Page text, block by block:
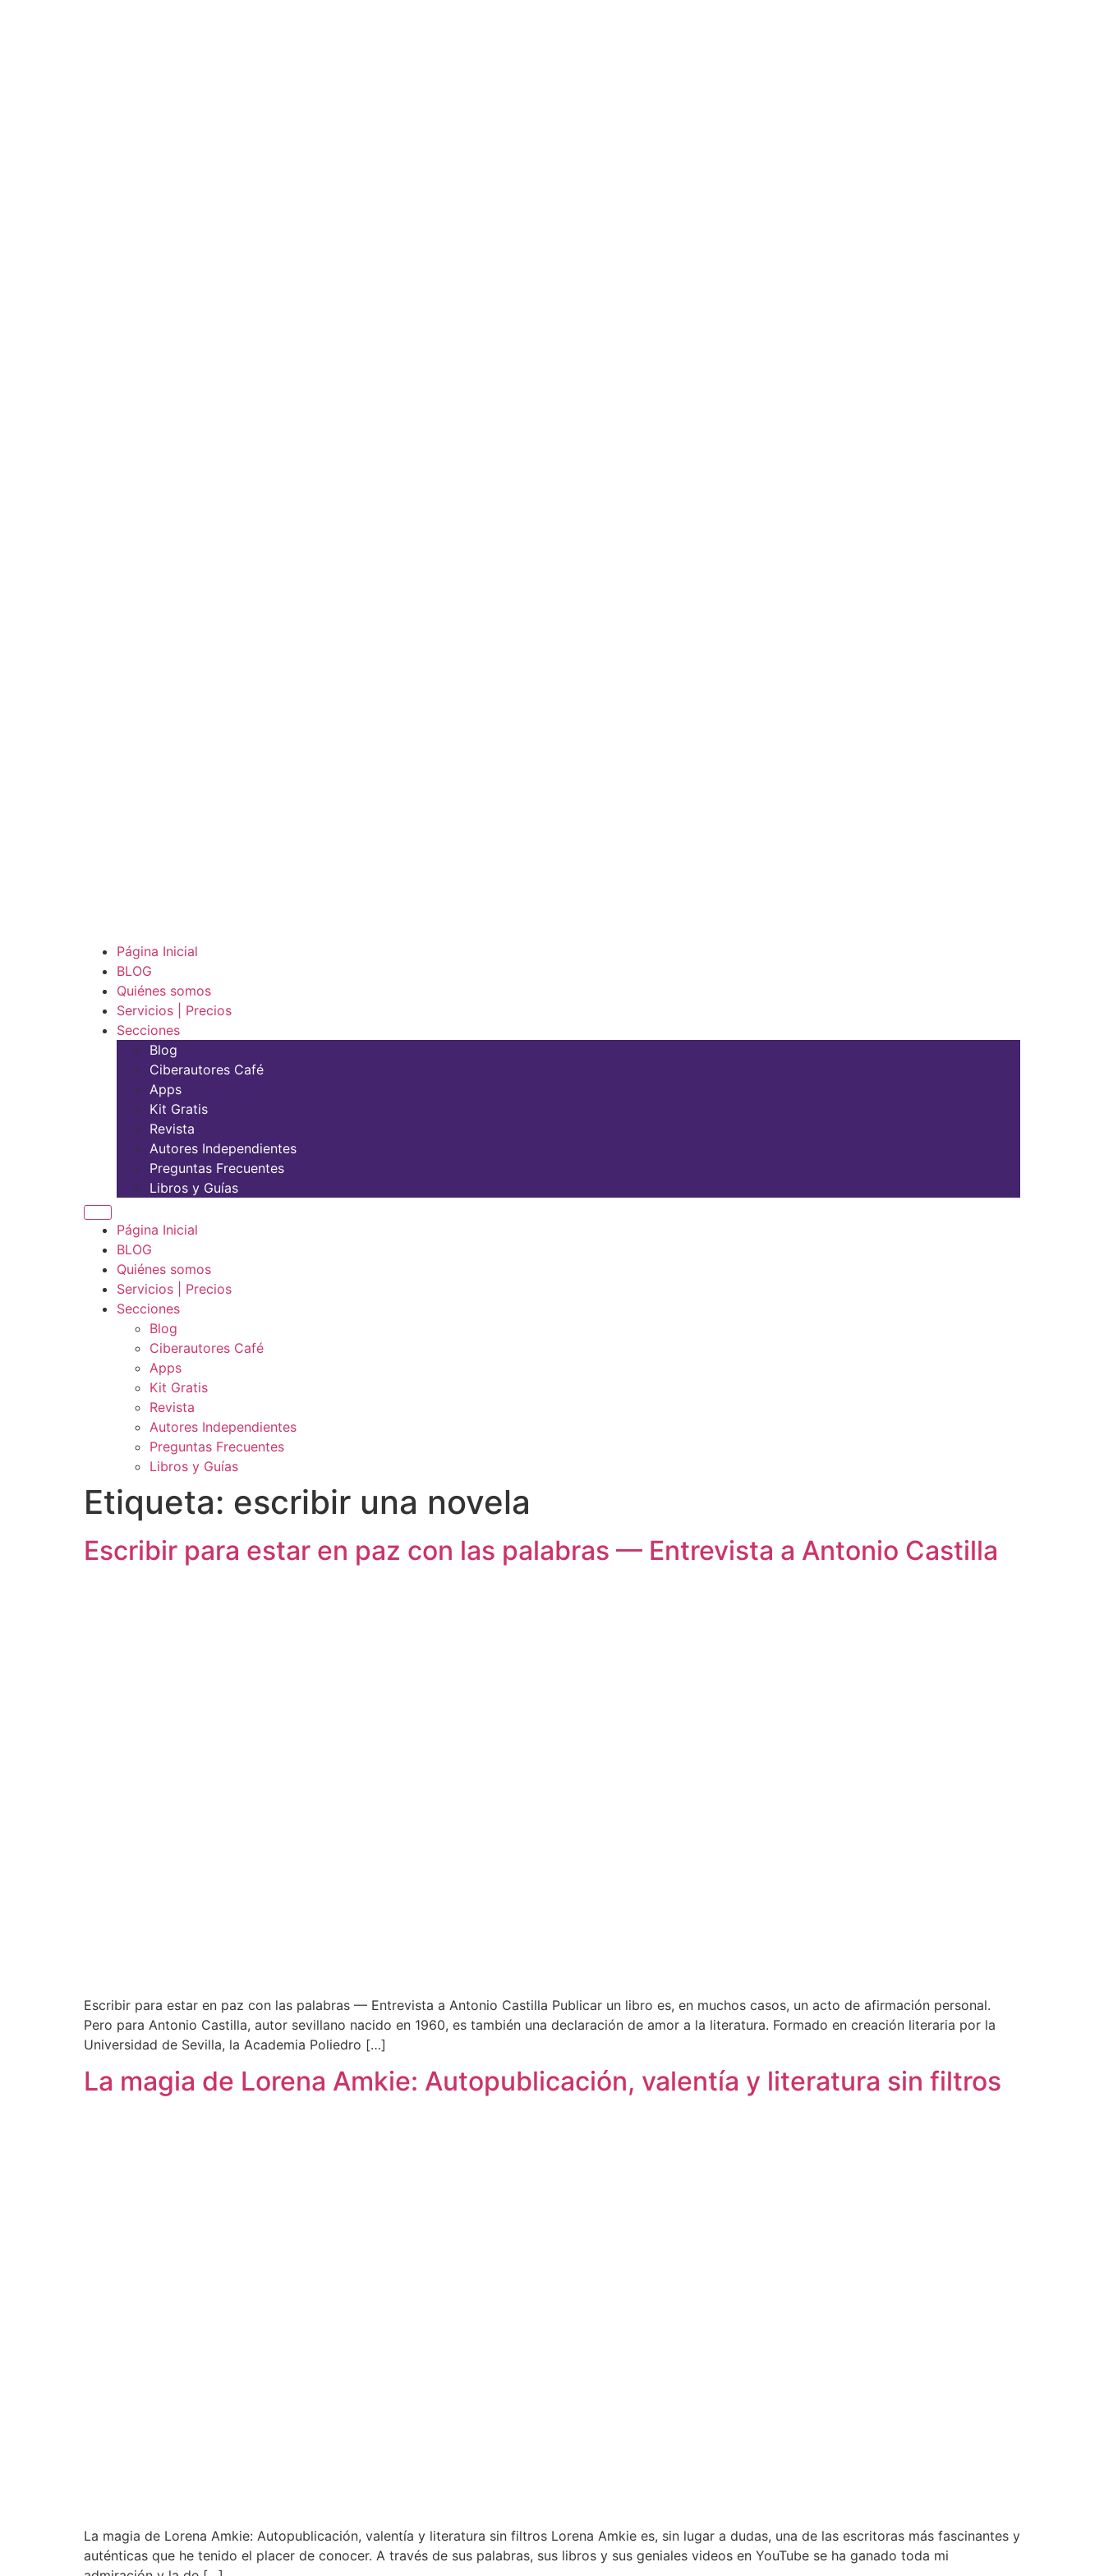
Página Inicial
BLOG
Quiénes somos
Servicios | Precios
Secciones
Blog
Ciberautores Café
Apps
Kit Gratis
Revista
Autores Independientes
Preguntas Frecuentes
Libros y Guías
Página Inicial
BLOG
Quiénes somos
Servicios | Precios
Secciones
Blog
Ciberautores Café
Apps
Kit Gratis
Revista
Autores Independientes
Preguntas Frecuentes
Libros y Guías
Etiqueta: escribir una novela
Escribir para estar en paz con las palabras — Entrevista a Antonio Castilla
Escribir para estar en paz con las palabras — Entrevista a Antonio Castilla Publicar un libro es, en muchos casos, un acto de afirmación personal.
Pero para Antonio Castilla, autor sevillano nacido en 1960, es también una declaración de amor a la literatura. Formado en creación literaria por la
Universidad de Sevilla, la Academia Poliedro […]
La magia de Lorena Amkie: Autopublicación, valentía y literatura sin filtros
La magia de Lorena Amkie: Autopublicación, valentía y literatura sin filtros Lorena Amkie es, sin lugar a dudas, una de las escritoras más fascinantes y
auténticas que he tenido el placer de conocer. A través de sus palabras, sus libros y sus geniales videos en YouTube se ha ganado toda mi